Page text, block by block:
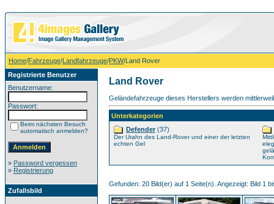
Home/Fahrzeuge/Landfahrzeuge/PKW/Land Rover
Registrierte Benutzer
Benutzername:
Passwort:
Beim nächsten Besuch
automatisch anmelden?
» Password vergessen
» Registrierung
Zufallsbild
Land Rover
Geländefahrzeuge dieses Herstellers werden
Unterkategorien
Defender(37)
Der Urahn des Land-Rover und einer der letzten
echten Gel
Gefunden: 20 Bild(er) auf 1 Seite(n). Angezeigt: Bild 1